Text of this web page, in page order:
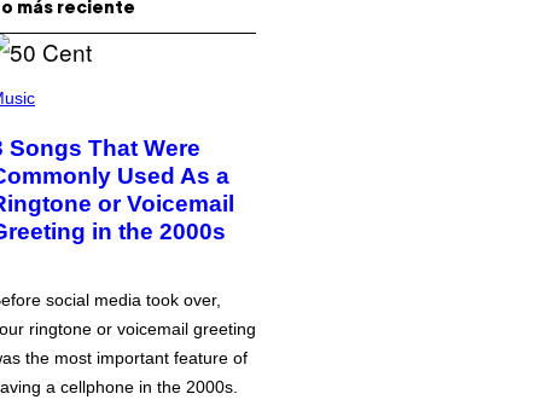
más reciente
Songs That Were
Used As a
or Voicemail
in the 2000s
social media took over,
ringtone or voicemail greeting
the most important feature of
a cellphone in the 2000s.